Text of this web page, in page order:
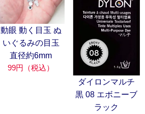
動眼 動く目玉 ぬ
いぐるみの目玉
直径約6mm
99円（税込）
ダイロンマルチ
黒 08 エボニーブ
ラック